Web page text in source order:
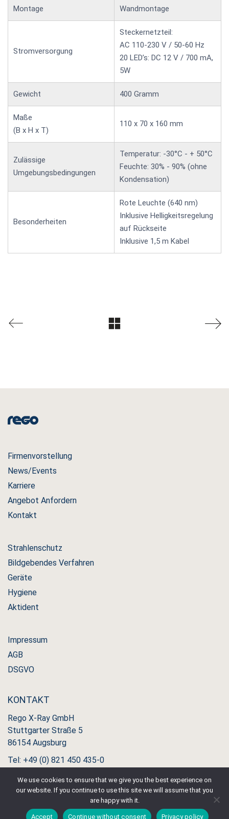
Montage Wandmontage
Stromversorgung
Steckernetzteil:
AC 110-230 V / 50-60 Hz
20 LED’s: DC 12 V / 700 mA,
5W
Gewicht 400 Gramm
Maße
(B x H x T)
110 x 70 x 160 mm
Zulässige
Umgebungsbedingungen
Temperatur: -30°C - + 50°C
Feuchte: 30% - 90% (ohne
Kondensation)
Besonderheiten
Rote Leuchte (640 nm)
Inklusive Helligkeitsregelung
auf Rückseite
Inklusive 1,5 m Kabel
Firmenvorstellung
News/Events
Karriere
Angebot Anfordern
Kontakt
Strahlenschutz
Bildgebendes Verfahren
Geräte
Hygiene
Aktident
Impressum
AGB
DSGVO
KONTAKT
Rego X-Ray GmbH
Stuttgarter Straße 5
86154 Augsburg
Tel: +49 (0) 821 450 435-0
We use cookies to ensure that we give you the best experience on
our website. If you continue to use this site we will assume that you
are happy with it.
Accept Continue without consent Privacy policy